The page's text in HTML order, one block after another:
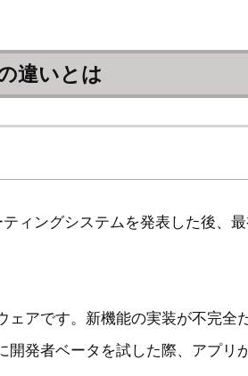
違いとは
ィングシステムを発表した後、
アです。新機能の実装が不完
発者ベータを試した際、アプ